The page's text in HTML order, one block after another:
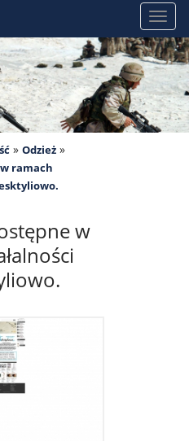
» Odzież »
ramach
w